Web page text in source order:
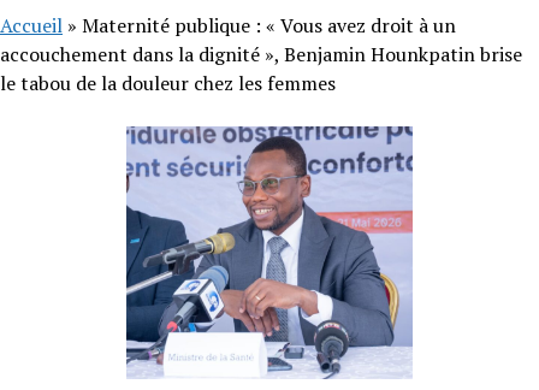
Accueil » Maternité publique : « Vous avez droit à un
accouchement dans la dignité », Benjamin Hounkpatin brise
le tabou de la douleur chez les femmes